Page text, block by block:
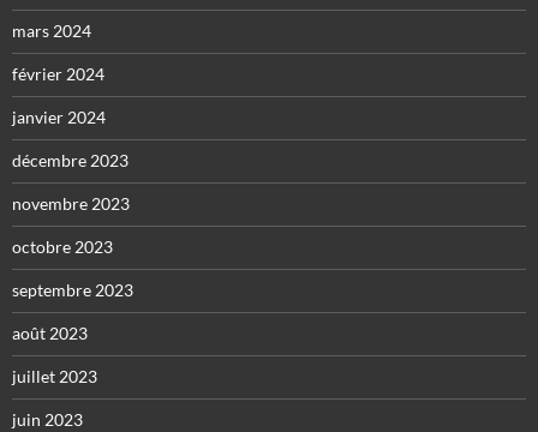
mars 2024
février 2024
janvier 2024
décembre 2023
novembre 2023
octobre 2023
septembre 2023
août 2023
juillet 2023
juin 2023